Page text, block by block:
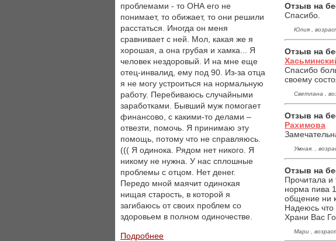
Отзыв на
Спасибо.
Юлия ,
Отзыв на
Спасибо
своему
Светлана ,
Отзыв на
Рахимова
Умная. ,
Отзыв на
Прочитала и
норма пива
общение ни
Надеюсь что
Храни Вас
Мари ,
проблемами - то ОНА его не
понимает, то обижает, то они решили
расстаться. Иногда он меня
сравнивает с ней. Мол, какая же я
хорошая, а она грубая и хамка... Я
человек нездоровый. И на мне еще
отец-инвалид, ему под 90. Из-за отца
я не могу устроиться на нормальную
работу. Перебиваюсь случайными
заработками. Бывший муж помогает
финансово, с какими-то делами –
отвезти, помочь. Я принимаю эту
помощь, потому что не справляюсь.
((( Я одинока. Рядом нет никого. Я
никому не нужна. У нас сплошные
проблемы с отцом. Нет денег.
Передо мной маячит одинокая
нищая старость, в которой я
загибаюсь от своих проблем со
здоровьем в полном одиночестве.
Подробнее